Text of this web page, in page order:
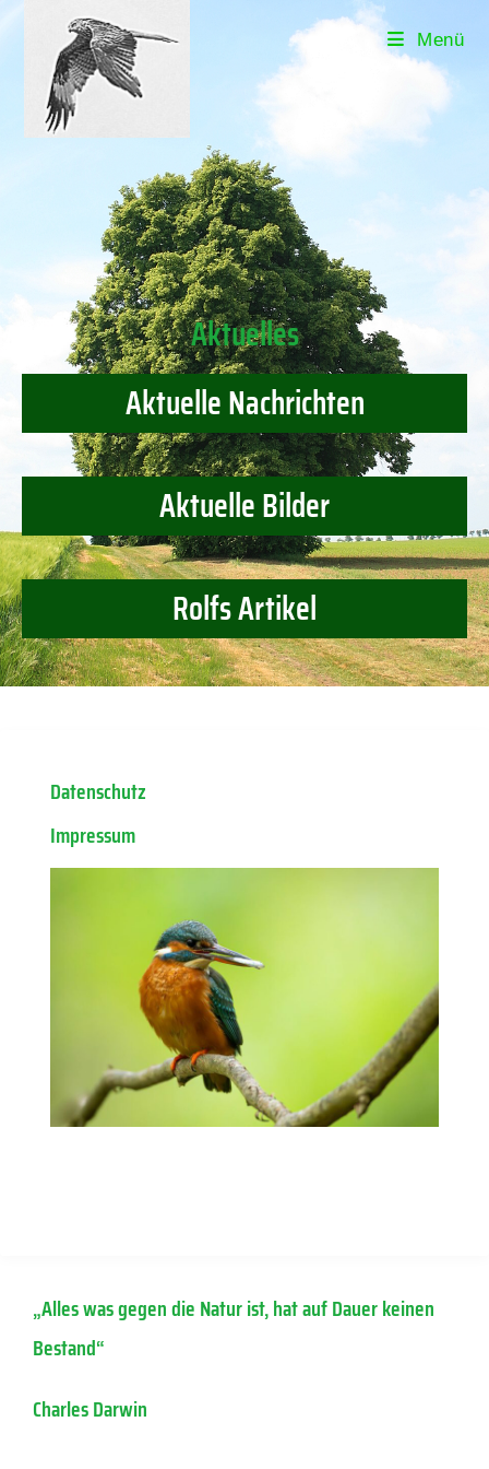
Menü
Aktuelles
Aktuelle Nachrichten
Aktuelle Bilder
Rolfs Artikel
„Alles was gegen die Natur ist, hat auf Dauer keinen
Bestand“
Charles Darwin
Datenschutz
Impressum